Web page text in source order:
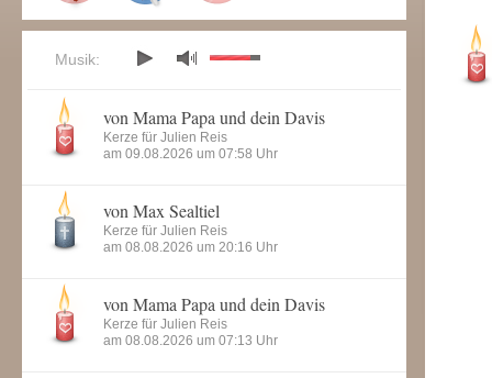
Musik:
von Mama Papa und dein Davis
Kerze für Julien Reis
am 09.08.2026 um 07:58 Uhr
von Max Sealtiel
Kerze für Julien Reis
am 08.08.2026 um 20:16 Uhr
von Mama Papa und dein Davis
Kerze für Julien Reis
am 08.08.2026 um 07:13 Uhr